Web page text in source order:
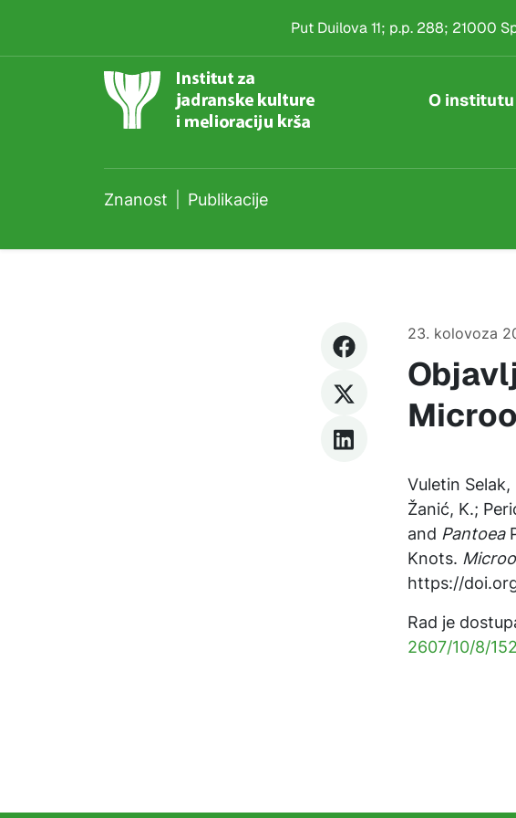
Put Duilova 11; p.p. 288; 21000
O institutu
Znanost Publikacije
23. kolovoza
Vuletin
Žanić, K.;
and Pantoea
Knots.
https://
Rad je
2607/10/8/